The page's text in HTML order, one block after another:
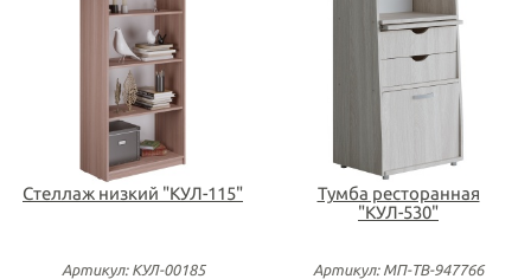
Стеллаж низкий "КУЛ-115"
Артикул: КУЛ-00185
Тумба ресторанная
"КУЛ-530"
Артикул: МП-ТВ-947766